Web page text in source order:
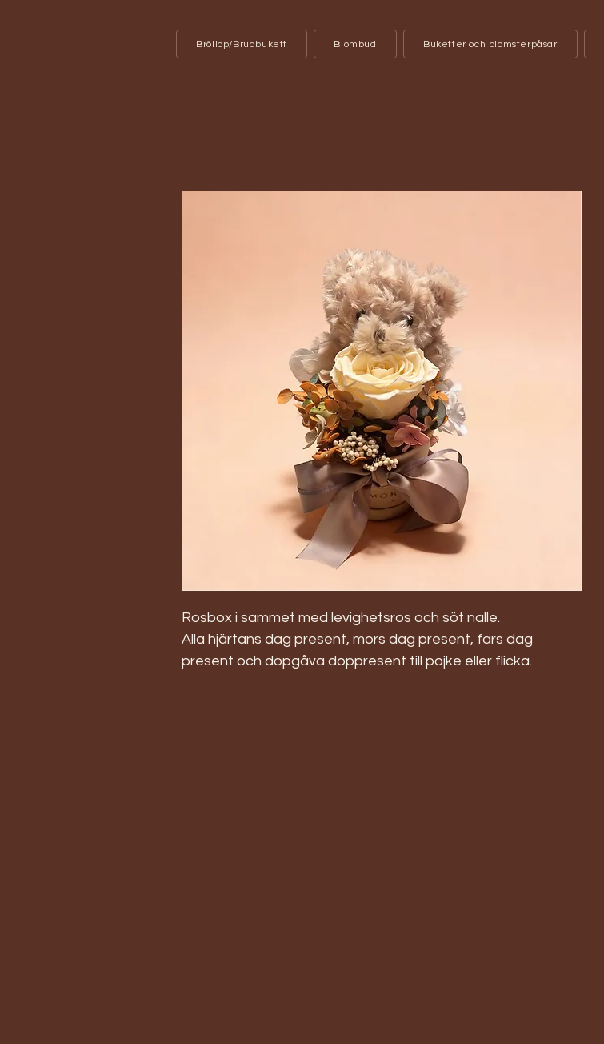
Bröllop/Brudbukett Blombud Buketter och blomsterpåsar
Rosbox i sammet med levighetsros och söt nalle.
Alla hjärtans dag present, mors dag present, fars dag
present och dopgåva doppresent till pojke eller flicka.